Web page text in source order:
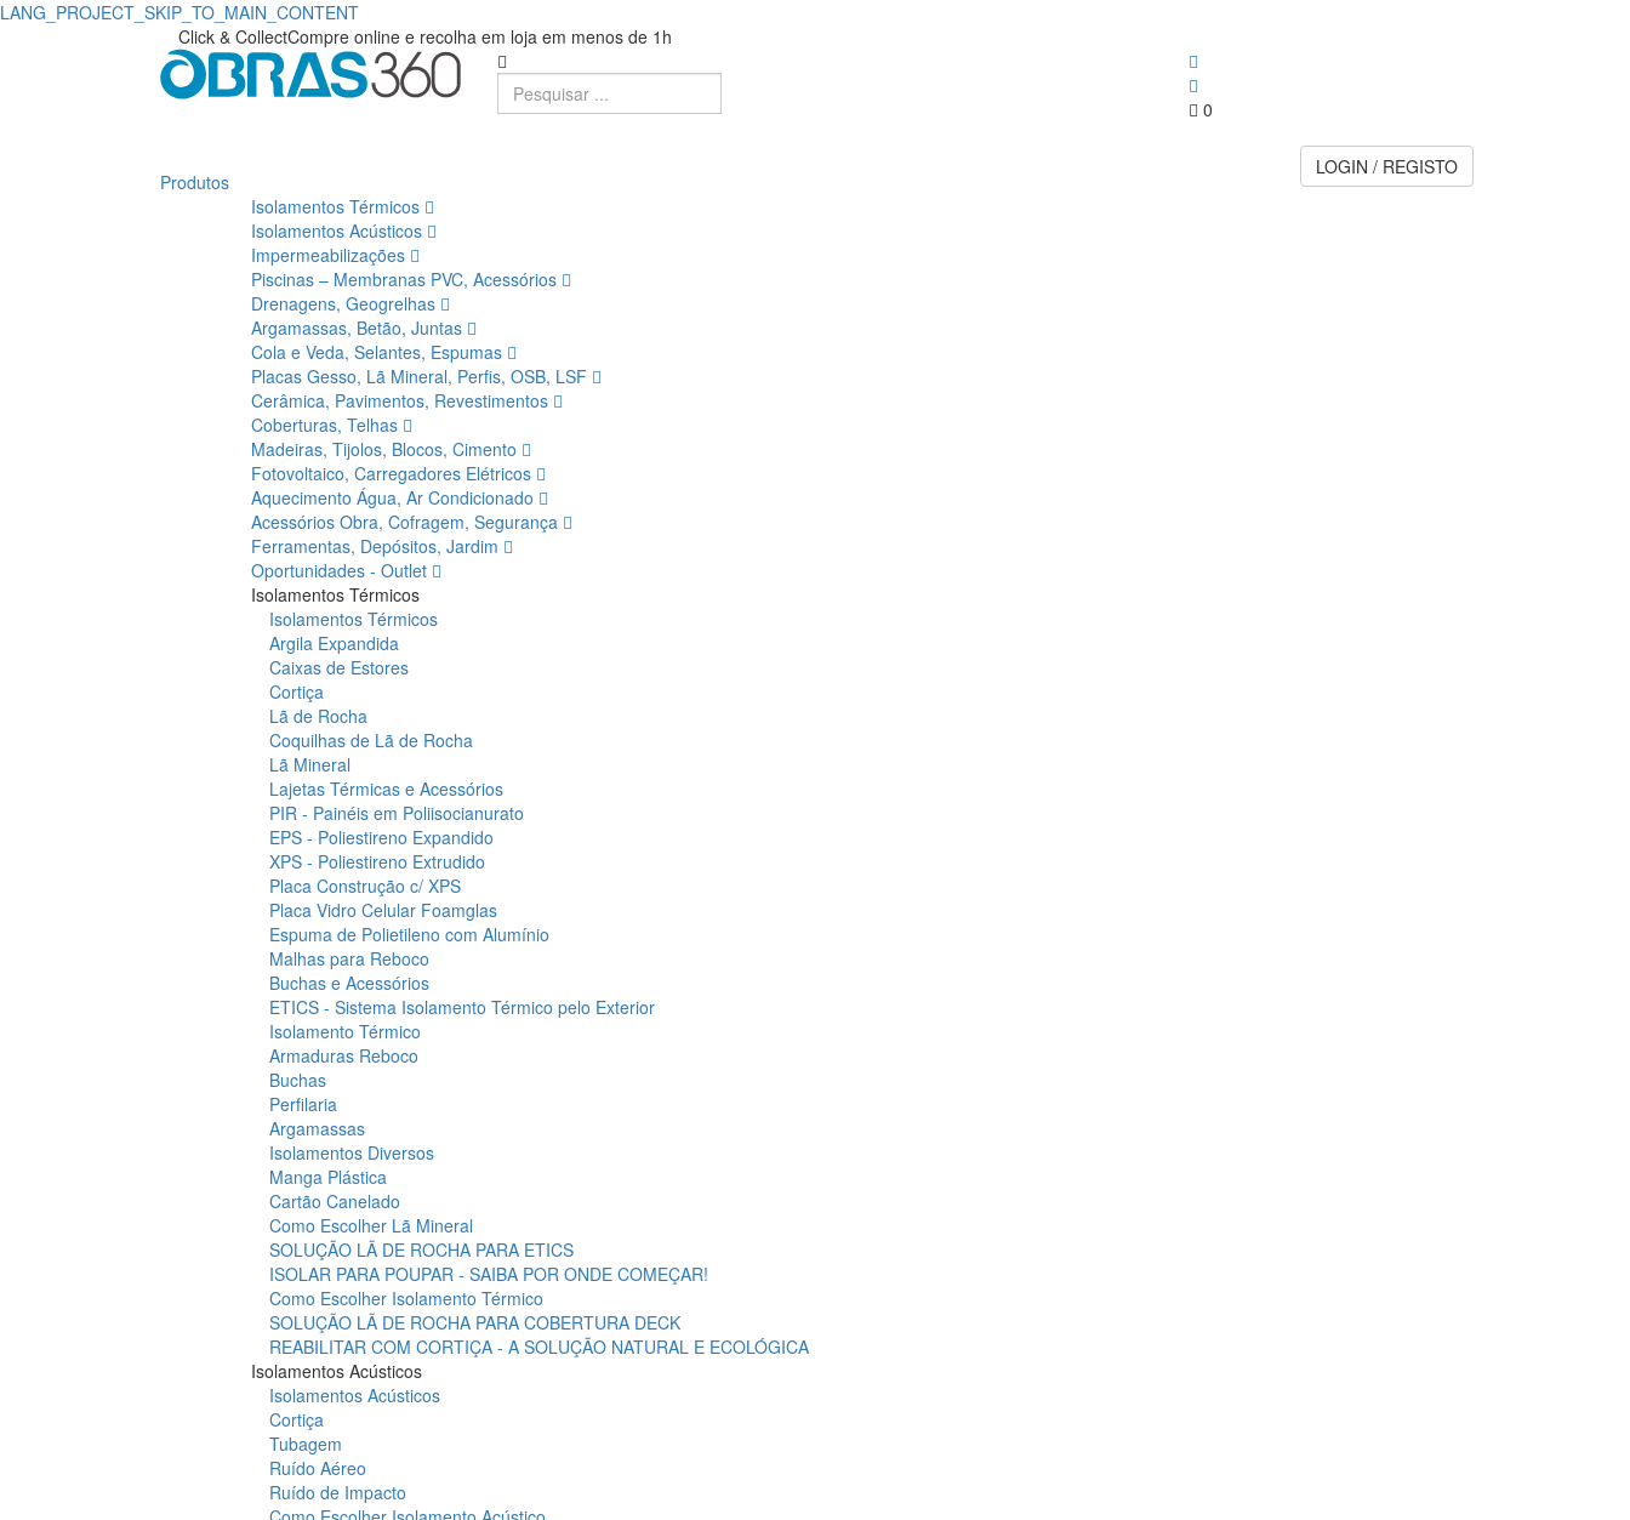
LANG_PROJECT_SKIP_TO_MAIN_CONTENT
Click & CollectCompre online e recolha em loja em menos de 1h
0
Produtos
Isolamentos Térmicos
Isolamentos Acústicos
Impermeabilizações
Piscinas – Membranas PVC, Acessórios
Drenagens, Geogrelhas
Argamassas, Betão, Juntas
Cola e Veda, Selantes, Espumas
Placas Gesso, Lã Mineral, Perfis, OSB, LSF
Cerâmica, Pavimentos, Revestimentos
Coberturas, Telhas
Madeiras, Tijolos, Blocos, Cimento
Fotovoltaico, Carregadores Elétricos
Aquecimento Água, Ar Condicionado
Acessórios Obra, Cofragem, Segurança
Ferramentas, Depósitos, Jardim
Oportunidades - Outlet
Isolamentos Térmicos
Isolamentos Térmicos
Argila Expandida
Caixas de Estores
Cortiça
Lã de Rocha
Coquilhas de Lã de Rocha
Lã Mineral
Lajetas Térmicas e Acessórios
PIR - Painéis em Poliisocianurato
EPS - Poliestireno Expandido
XPS - Poliestireno Extrudido
Placa Construção c/ XPS
Placa Vidro Celular Foamglas
Espuma de Polietileno com Alumínio
Malhas para Reboco
Buchas e Acessórios
ETICS - Sistema Isolamento Térmico pelo Exterior
Isolamento Térmico
Armaduras Reboco
Buchas
Perfilaria
Argamassas
Isolamentos Diversos
Manga Plástica
Cartão Canelado
Como Escolher Lã Mineral
SOLUÇÃO LÃ DE ROCHA PARA ETICS
ISOLAR PARA POUPAR - SAIBA POR ONDE COMEÇAR!
Como Escolher Isolamento Térmico
SOLUÇÃO LÃ DE ROCHA PARA COBERTURA DECK
REABILITAR COM CORTIÇA - A SOLUÇÃO NATURAL E ECOLÓGICA
Isolamentos Acústicos
Isolamentos Acústicos
Cortiça
Tubagem
Ruído Aéreo
Ruído de Impacto
LOGIN / REGISTO